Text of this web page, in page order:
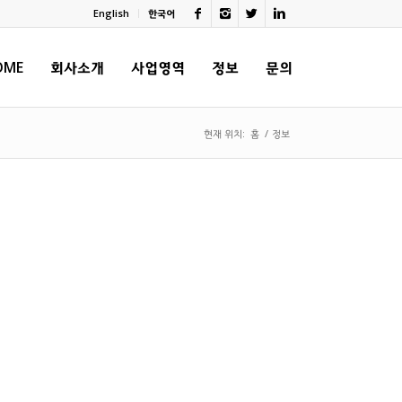
English 한국어
회사소개 사업영역 정보 문의
현재 위치: 홈 / 정보